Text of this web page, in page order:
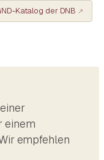
Katalog der DNB
einem
empfehlen